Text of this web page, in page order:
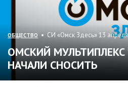
ОБЩЕСТВО • СИ «Омск Здесь» 13
ОМСКИЙ
НАЧАЛИ СНОСИТЬ